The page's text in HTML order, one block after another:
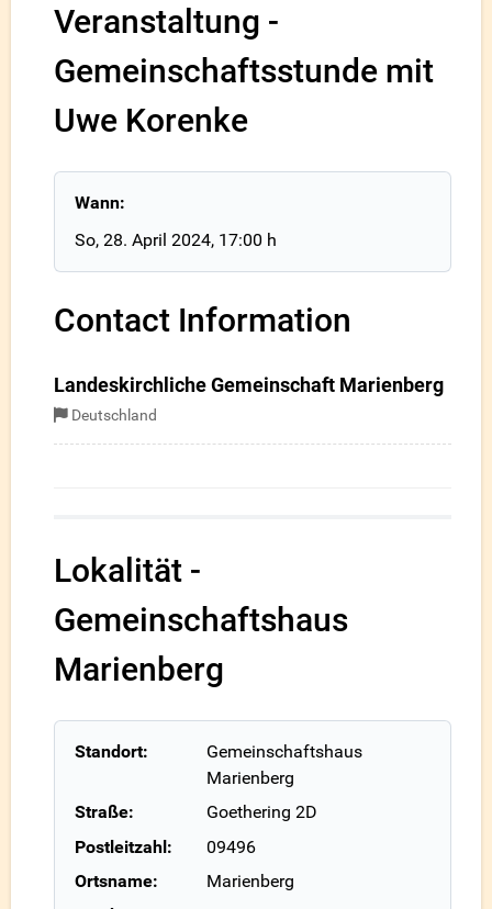
Veranstaltung -
Gemeinschaftsstunde mit
Uwe Korenke
Wann:
So, 28. April 2024, 17:00 h
Contact Information
Landeskirchliche Gemeinschaft Marienberg
Deutschland
Lokalität -
Gemeinschaftshaus
Marienberg
Standort:
Gemeinschaftshaus
Marienberg
Straße:
Goethering 2D
Postleitzahl:
09496
Ortsname:
Marienberg